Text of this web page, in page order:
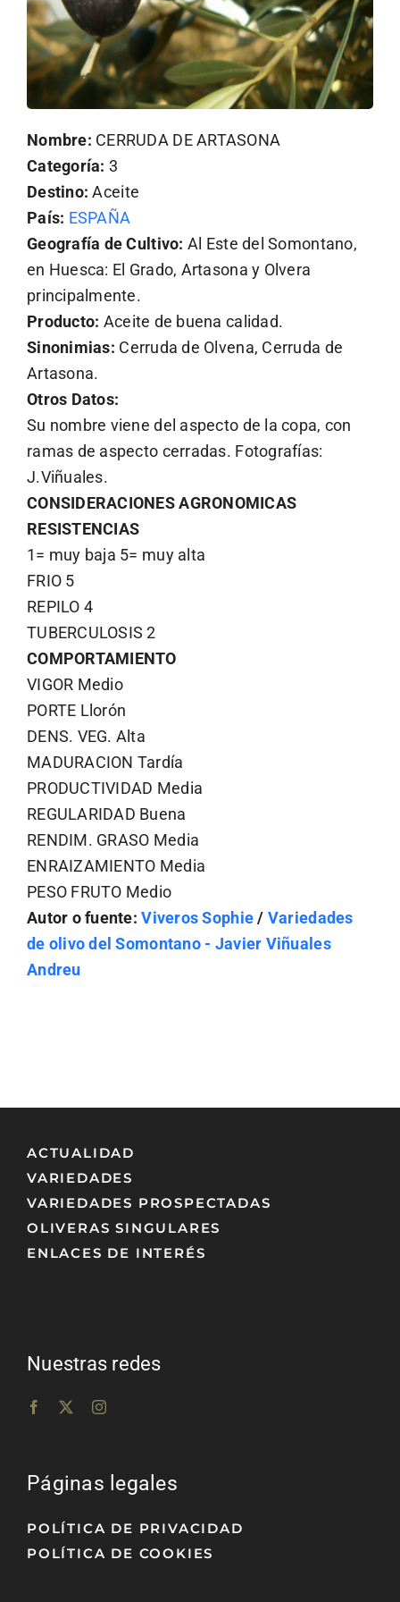
Nombre: CERRUDA DE ARTASONA
Categoría: 3
Destino: Aceite
País: ESPAÑA
Geografía de Cultivo: Al Este del Somontano,
en Huesca: El Grado, Artasona y Olvera
principalmente.
Producto: Aceite de buena calidad.
Sinonimias: Cerruda de Olvena, Cerruda de
Artasona.
Otros Datos:
Su nombre viene del aspecto de la copa, con
ramas de aspecto cerradas. Fotografías:
J.Viñuales.
CONSIDERACIONES AGRONOMICAS
RESISTENCIAS
1= muy baja 5= muy alta
FRIO 5
REPILO 4
TUBERCULOSIS 2
COMPORTAMIENTO
VIGOR Medio
PORTE Llorón
DENS. VEG. Alta
MADURACION Tardía
PRODUCTIVIDAD Media
REGULARIDAD Buena
RENDIM. GRASO Media
ENRAIZAMIENTO Media
PESO FRUTO Medio
Autor o fuente:Viveros Sophie/ Variedades
de olivo del Somontano - Javier Viñuales
Andreu
ACTUALIDAD
VARIEDADES
VARIEDADES PROSPECTADAS
OLIVERAS SINGULARES
ENLACES DE INTERÉS
Nuestras redes
Páginas legales
POLÍTICA DE PRIVACIDAD
POLÍTICA DE COOKIES